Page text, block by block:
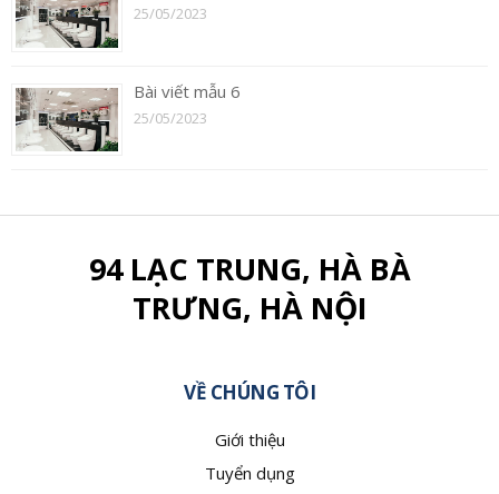
25/05/2023
Bài viết mẫu 6
25/05/2023
94 LẠC TRUNG, HÀ BÀ
TRƯNG, HÀ NỘI
VỀ CHÚNG TÔI
Giới thiệu
Tuyển dụng